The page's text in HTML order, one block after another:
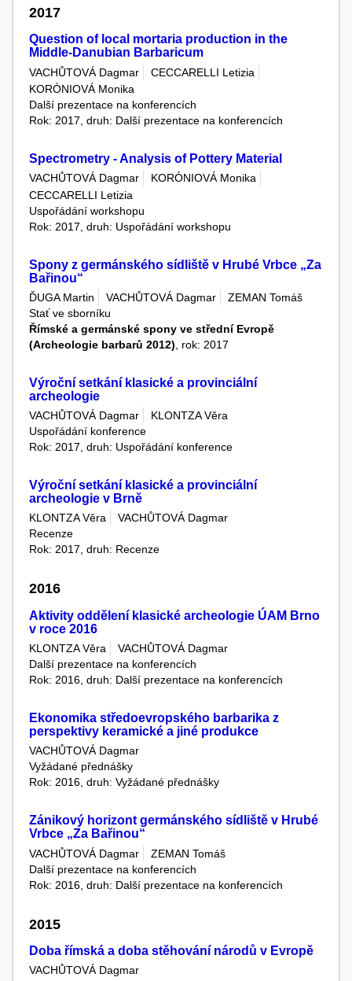
2017
Question of local mortaria production in the
Middle-Danubian Barbaricum
VACHŮTOVÁ Dagmar
CECCARELLI Letizia
KORÓNIOVÁ Monika
Další prezentace na konferencích
Rok: 2017, druh: Další prezentace na konferencích
Spectrometry - Analysis of Pottery Material
VACHŮTOVÁ Dagmar
KORÓNIOVÁ Monika
CECCARELLI Letizia
Uspořádání workshopu
Rok: 2017, druh: Uspořádání workshopu
Spony z germánského sídliště v Hrubé Vrbce „Za
Bařinou“
ĎUGA Martin VACHŮTOVÁ Dagmar
ZEMAN Tomáš
Stať ve sborníku
Římské a germánské spony ve střední Evropě
(Archeologie barbarů 2012) , rok: 2017
Výroční setkání klasické a provinciální
archeologie
VACHŮTOVÁ Dagmar
KLONTZA Věra
Uspořádání konference
Rok: 2017, druh: Uspořádání konference
Výroční setkání klasické a provinciální
archeologie v Brně
KLONTZA Věra
VACHŮTOVÁ Dagmar
Recenze
Rok: 2017, druh: Recenze
2016
Aktivity oddělení klasické archeologie ÚAM Brno
v roce 2016
KLONTZA Věra
VACHŮTOVÁ Dagmar
Další prezentace na konferencích
Rok: 2016, druh: Další prezentace na konferencích
Ekonomika středoevropského barbarika z
perspektivy keramické a jiné produkce
VACHŮTOVÁ Dagmar
Vyžádané přednášky
Rok: 2016, druh: Vyžádané přednášky
Zánikový horizont germánského sídliště v Hrubé
Vrbce „Za Bařinou“
VACHŮTOVÁ Dagmar
ZEMAN Tomáš
Další prezentace na konferencích
Rok: 2016, druh: Další prezentace na konferencích
2015
Doba římská a doba stěhování národů v Evropě
VACHŮTOVÁ Dagmar